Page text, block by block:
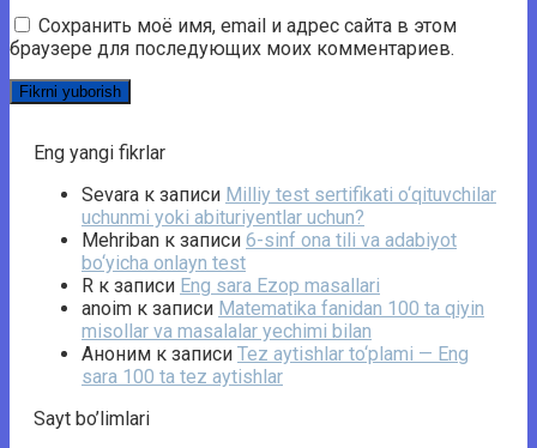
Сохранить моё имя, email и адрес сайта в этом
браузере для последующих моих комментариев.
Eng yangi fikrlar
Sevara к записи Milliy test sertifikati o‘qituvchilar
uchunmi yoki abituriyentlar uchun?
Mehriban к записи 6-sinf ona tili va adabiyot
bo‘yicha onlayn test
R к записи Eng sara Ezop masallari
anoim к записи Matematika fanidan 100 ta qiyin
misollar va masalalar yechimi bilan
Аноним к записи Tez aytishlar to‘plami — Eng
sara 100 ta tez aytishlar
Sayt bo’limlari